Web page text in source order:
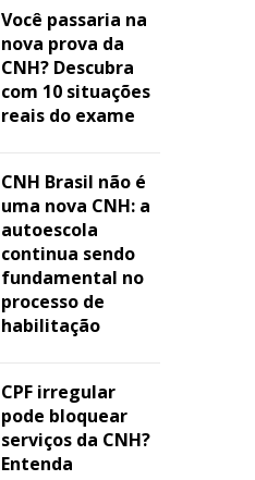
Você passaria na
nova prova da
CNH? Descubra
com 10 situações
reais do exame
CNH Brasil não é
uma nova CNH: a
autoescola
continua sendo
fundamental no
processo de
habilitação
CPF irregular
pode bloquear
serviços da CNH?
Entenda